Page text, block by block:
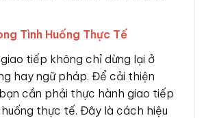
Tình Huống Thực Tế
tiếp không chỉ dừng lại ở
hay ngữ pháp. Để cải thiện
cần phải thực hành giao tiếp
thực tế. Đây là cách hiệu